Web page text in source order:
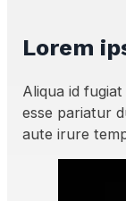
Lorem
Aliqua id
esse pariatur
aute irure